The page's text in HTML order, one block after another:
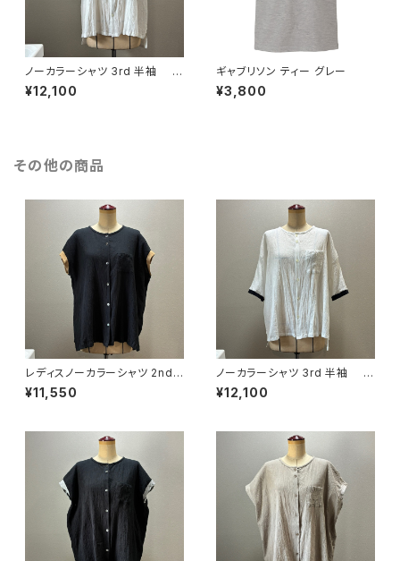
ノーカラーシャツ 3rd 半袖 白
×赤
¥12,100
ギャブリソン ティー グレー
¥3,800
その他の商品
レディスノーカラーシャツ 2nd
ノースリーブ 黒×羊
¥11,550
ノーカラーシャツ 3rd 半袖 白
×黒
¥12,100